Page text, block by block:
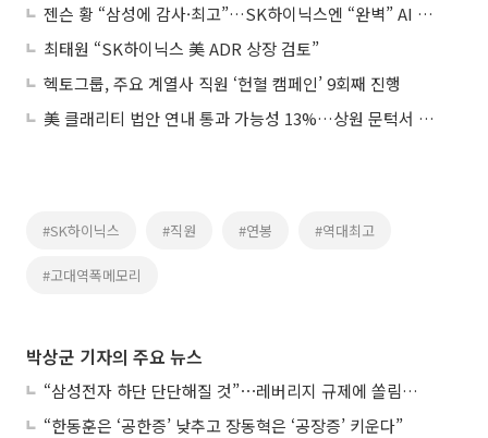
젠슨 황 “삼성에 감사·최고”…SK하이닉스엔 “완벽” AI 공급망에 한국 쐐기
최태원 “SK하이닉스 美 ADR 상장 검토”
헥토그룹, 주요 계열사 직원 ‘헌혈 캠페인’ 9회째 진행
美 클래리티 법안 연내 통과 가능성 13%…상원 문턱서 제동
#SK하이닉스 #직원 #연봉 #역대최고
#고대역폭메모리
박상군 기자의 주요 뉴스
“삼성전자 하단 단단해질 것”⋯레버리지 규제에 쏠림 완화
“한동훈은 ‘공한증’ 낮추고 장동혁은 ‘공장증’ 키운다”